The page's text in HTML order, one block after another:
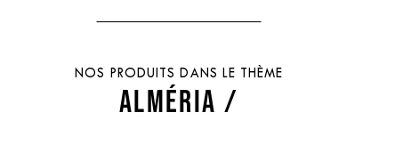
NOS PRODUITS DANS LE THÈME
ALMÉRIA /